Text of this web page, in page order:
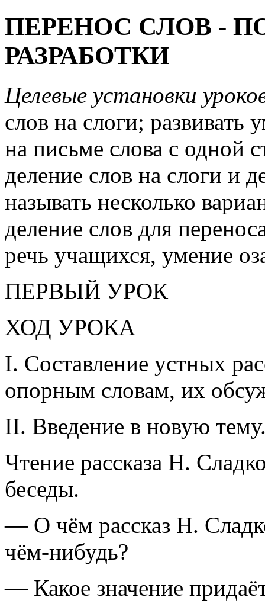
ПЕРЕНОС СЛОВ -
РАЗРАБОТКИ
Целевые установки
слов на слоги; развивать
на письме слова с одной
деление слов на слоги и
называть несколько
деление слов для
речь учащихся, умение
ПЕРВЫЙ УРОК
ХОД УРОКА
I. Составление устных
опорным словам, их
II. Введение в новую
Чтение рассказа Н.
беседы.
— О чём рассказ Н.
чём-нибудь?
— Какое значение